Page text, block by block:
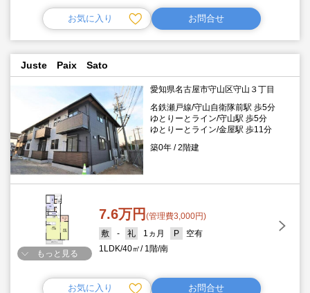
お気に入り お問合せ
Juste Paix Sato
愛知県名古屋市守山区守山３丁目
名鉄瀬戸線/守山自衛隊前駅 歩5分
ゆとりーとライン/守山駅 歩5分
ゆとりーとライン/金屋駅 歩11分
築0年
2階建
もっと見る 1階 南
7.6万円(管理費3,000円)
-
1ヵ月
1LDK 40㎡
空有
お気に入り お問合せ